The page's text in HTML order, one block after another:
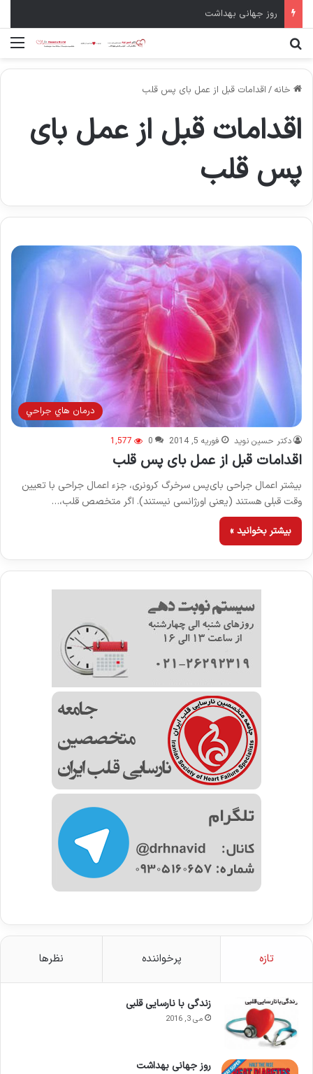
روز جهانی بهداشت
خانه / اقدامات قبل از عمل بای پس قلب
اقدامات قبل از عمل بای
پس قلب
درمان هاي جراحي
دکتر حسین نوید فوریه 5, 2014 0
1,577
اقدامات قبل از عمل بای پس قلب
بیشتر اعمال جراحی بای‌پس سرخرگ کرونری، جزء اعمال جراحی با تعیین
وقت قبلی هستند (یعنی اورژانسی نیستند). اگر متخصص قلب،…
بیشتر بخوانید »
تازه پرخواننده نظرها
زندگی با نارسایی قلبی
می 3, 2016
روز جهانی بهداشت